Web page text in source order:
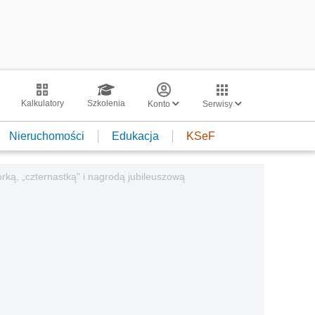
Kalkulatory Szkolenia Konto Serwisy
Nieruchomości Edukacja KSeF
„czternastką" i nagrodą jubileuszową